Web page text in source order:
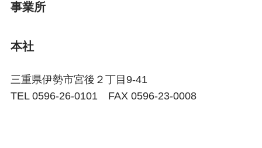
事業所
本社
三重県伊勢市宮後２丁目9-41
TEL 0596-26-0101 FAX 0596-23-0008